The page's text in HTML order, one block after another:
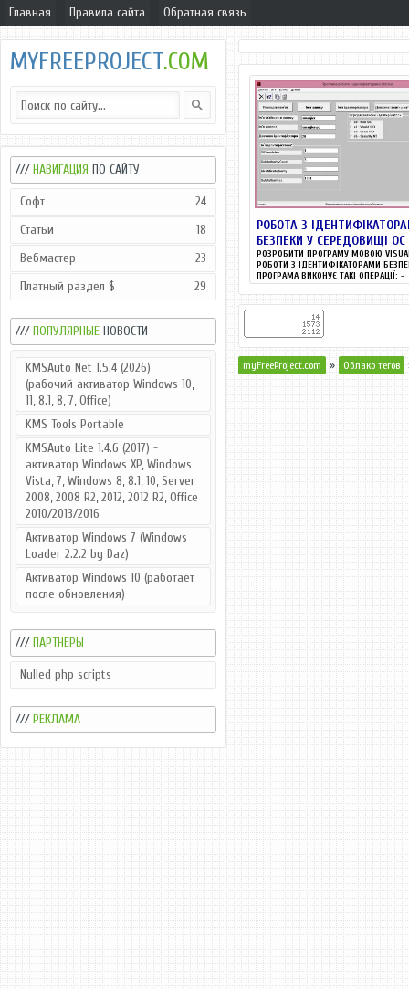
Главная Правила сайта Обратная связь
MYFREEPROJECT.COM
///НАВИГАЦИЯ ПО САЙТУ
Софт
24
Статьи
18
Вебмастер
23
Платный раздел $
29
///ПОПУЛЯРНЫЕ НОВОСТИ
KMSAuto Net 1.5.4 (2026)
(рабочий активатор Windows 10,
11, 8.1, 8, 7, Office)
KMS Tools Portable
KMSAuto Lite 1.4.6 (2017) -
активатор Windows XP, Windows
Vista, 7, Windows 8, 8.1, 10, Server
2008, 2008 R2, 2012, 2012 R2, Office
2010/2013/2016
Активатор Windows 7 (Windows
Loader 2.2.2 by Daz)
Активатор Windows 10 (работает
после обновления)
///ПАРТНЕРЫ
Nulled php scripts
///РЕКЛАМА
РОБОТА З
БЕЗПЕКИ У СЕРЕДОВИЩІ ОС
РОЗРОБИТИ ПРОГРАМУ МОВОЮ
РОБОТИ З ІДЕНТИФІКАТОРАМИ
ПРОГРАМА ВИКОНУЄ ТАКІ ОПЕРАЦІЇ: -
РОЗПОДІЛЯЄ...
myFreeProject.com » Облако тегов